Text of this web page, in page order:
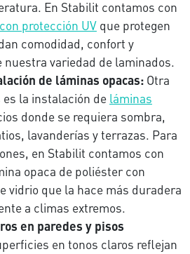
En Stabilit contamos con
protección UVque protegen
comodidad, confort y
nuestra variedad de laminados.
de láminas opacas:Otra
la instalación de láminas
donde se requiera sombra,
lavanderías y terrazas. Para
en Stabilit contamos con
opaca de poliéster con
vidrio que la hace más duradera
a climas extremos.
en paredes y pisos
en tonos claros reflejan